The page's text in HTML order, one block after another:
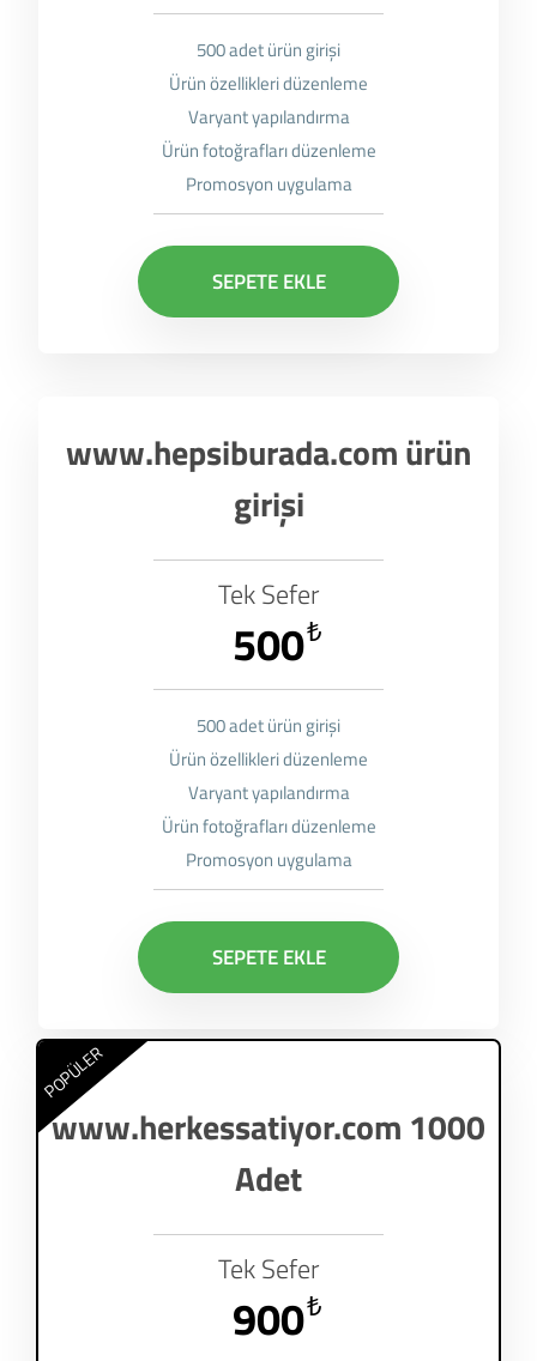
500 adet ürün girişi
Ürün özellikleri düzenleme
Varyant yapılandırma
Ürün fotoğrafları düzenleme
Promosyon uygulama
SEPETE EKLE
www.hepsiburada.com ürün
girişi
Tek Sefer
₺
500
500 adet ürün girişi
Ürün özellikleri düzenleme
Varyant yapılandırma
Ürün fotoğrafları düzenleme
Promosyon uygulama
SEPETE EKLE
POPÜLER
www.herkessatiyor.com 1000
Adet
Tek Sefer
₺
900